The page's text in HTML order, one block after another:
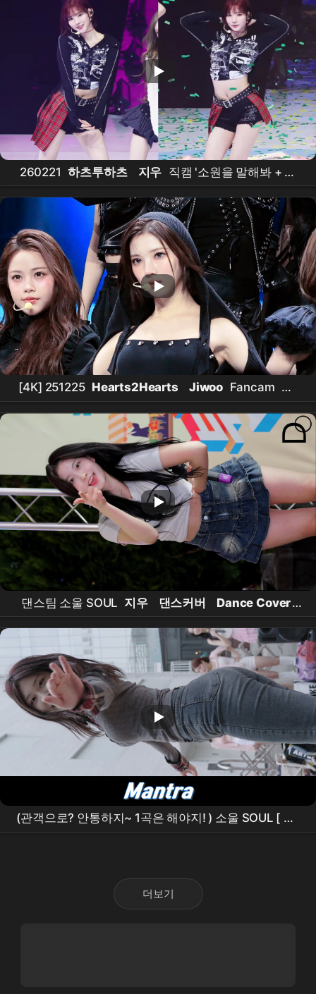
260221 하츠투하츠 지우 직캠 '소원을 말해봐 + 빨
간 맛' ( Hearts2Hearts JIWOO FanCam) @Hearts
House
[4K] 251225 Hearts2Hearts Jiwoo Fancam 하
츠투하츠
지우 'FOCUS + DIRTY WORK’ 직캠 @
2025 SBS GAYO DAEJEON
댄스팀 소울 SOUL 지우 댄스커버
Dance Cover
직캠 FANCAM /Do
(관객으로? 안통하지~ 1곡은 해야지! ) 소울 SOUL [ 지
우 ] - Mantra [250427 홍대버스킹 ]
더보기